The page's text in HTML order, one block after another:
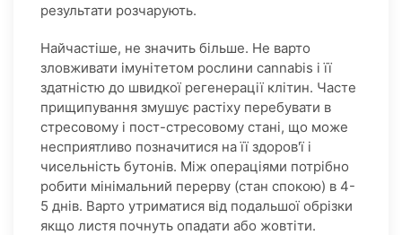
результати розчарують.
Найчастіше, не значить більше. Не варто
зловживати імунітетом рослини cannabis і її
здатністю до швидкої регенерації клітин. Часте
прищипування змушує растіху перебувати в
стресовому і пост-стресовому стані, що може
несприятливо позначитися на її здоров'ї і
чисельність бутонів. Між операціями потрібно
робити мінімальний перерву (стан спокою) в 4-
5 днів. Варто утриматися від подальшої обрізки
якщо листя почнуть опадати або жовтіти.